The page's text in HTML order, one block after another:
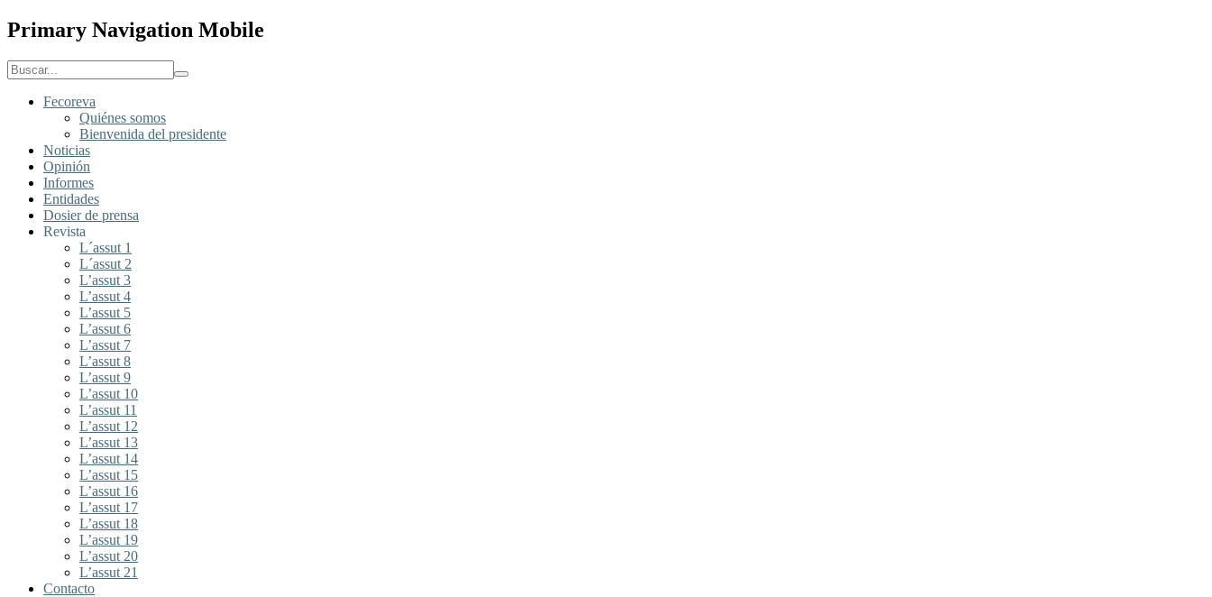
Primary Navigation Mobile
Fecoreva
Quiénes somos
Bienvenida del presidente
Noticias
Opinión
Informes
Entidades
Dosier de prensa
Revista
L´assut 1
L´assut 2
L’assut 3
L’assut 4
L’assut 5
L’assut 6
L’assut 7
L’assut 8
L’assut 9
L’assut 10
L’assut 11
L’assut 12
L’assut 13
L’assut 14
L’assut 15
L’assut 16
L’assut 17
L’assut 18
L’assut 19
L’assut 20
L’assut 21
Contacto